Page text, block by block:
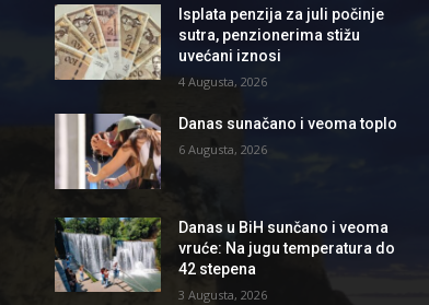
Isplata penzija za juli počinje
sutra, penzionerima stižu
uvećani iznosi
4 Augusta, 2026
Danas sunačano i veoma toplo
6 Augusta, 2026
Danas u BiH sunčano i veoma
vruće: Na jugu temperatura do
42 stepena
3 Augusta, 2026